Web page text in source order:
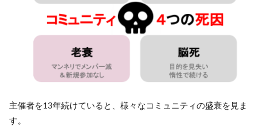
主催者を13年続けていると、様々なコミュニティの盛衰を見ま
す。
技術
仕事術 働き方・キャリア
企画
デザイン
ファイナンス
事業創造・イノベーション
コミュニティ
クリエイティブ 高橋龍征
検索